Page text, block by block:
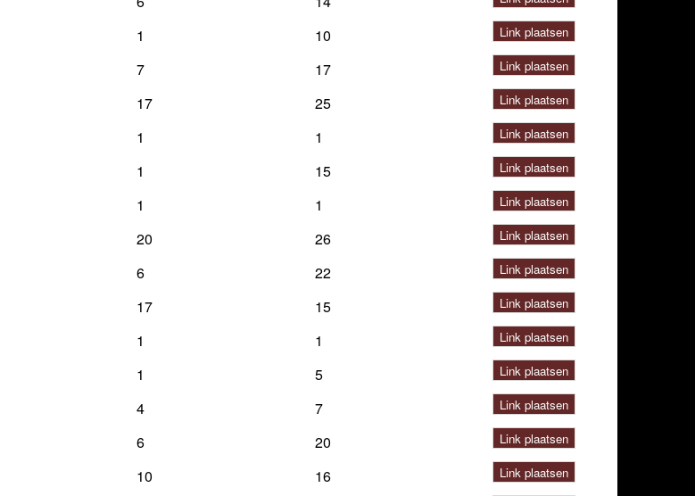
1 10 Link plaatsen
7 17 Link plaatsen
17 25 Link plaatsen
1 1 Link plaatsen
1 15 Link plaatsen
1 1 Link plaatsen
20 26 Link plaatsen
6 22 Link plaatsen
17 15 Link plaatsen
1 1 Link plaatsen
1 5 Link plaatsen
4 7 Link plaatsen
6 20 Link plaatsen
10 16 Link plaatsen